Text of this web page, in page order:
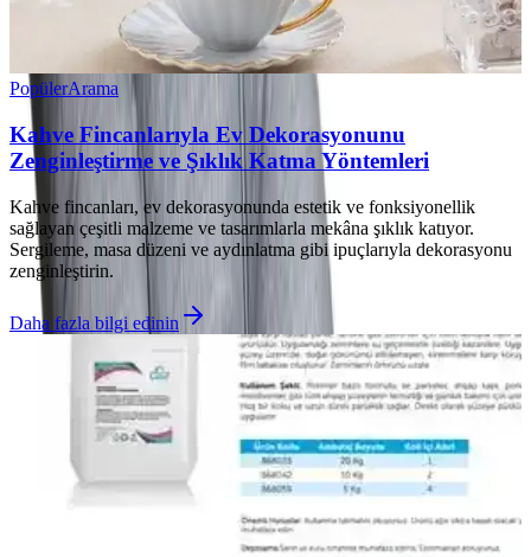
PopülerArama
Kahve Fincanlarıyla Ev Dekorasyonunu
Zenginleştirme ve Şıklık Katma Yöntemleri
Kahve fincanları, ev dekorasyonunda estetik ve fonksiyonellik
sağlayan çeşitli malzeme ve tasarımlarla mekâna şıklık katıyor.
Sergileme, masa düzeni ve aydınlatma gibi ipuçlarıyla dekorasyonu
zenginleştirin.
Daha fazla bilgi edinin